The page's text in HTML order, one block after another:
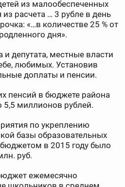
из малообеспеченных
расчета … 3 рубле в день
«…в количестве 25 % от
дня».
депутата, местные власти
любимых. Установив
доплаты и пенсии.
пенсий в бюджете района
5,5 миллионов рублей.
по укреплению
базы образовательных
в 2015 году было
руб.
ежемесячно